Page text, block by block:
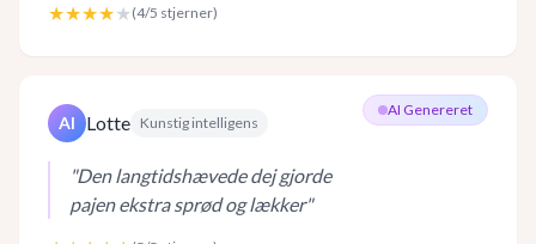
★★★★★ (4/5 stjerner)
AI Genereret
AI Lotte Kunstig intelligens
"Den langtidshævede dej gjorde
pajen ekstra sprød og lækker"